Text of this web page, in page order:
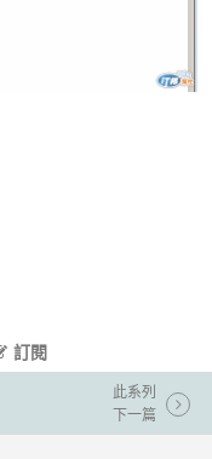
訂閱
此系列
下一篇